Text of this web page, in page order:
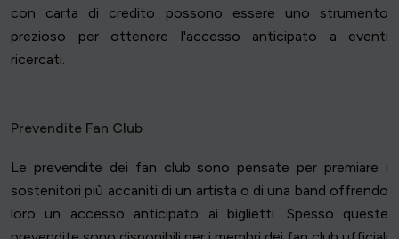
con carta di credito possono essere uno strumento
prezioso per ottenere l'accesso anticipato a eventi
ricercati.
Prevendite Fan Club
Le prevendite dei fan club sono pensate per premiare i
sostenitori più accaniti di un artista o di una band offrendo
loro un accesso anticipato ai biglietti. Spesso queste